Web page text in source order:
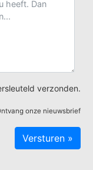
verzonden.
onze nieuwsbrief